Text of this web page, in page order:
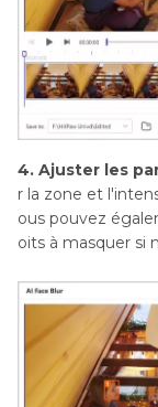
4. Ajuster les
r la zone et
ous pouvez
oits à masquer si